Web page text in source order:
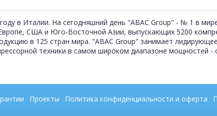
в Италии. На сегодняшний день "ABAC Group" - № 1 в
США и Юго-Восточной Азии, выпускающих 5200
в 125 стран мира. "ABAC Group" занимает
техники в самом широком диапазоне мощностей -
Проекты Политика конфиденциальности и оферта